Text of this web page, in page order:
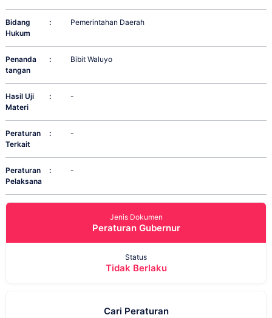
Bidang
Hukum
: Pemerintahan Daerah
Penanda
tangan
: Bibit Waluyo
Hasil Uji
Materi
: -
Peraturan
Terkait
: -
Peraturan
Pelaksana
: -
Jenis Dokumen
Peraturan Gubernur
Status
Tidak Berlaku
Cari Peraturan